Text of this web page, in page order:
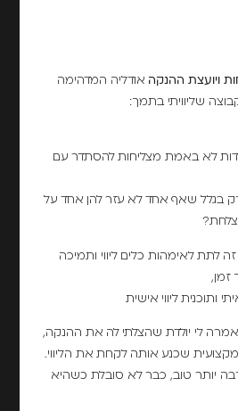
ויועצת ההנקה אודליה המדהימה
שליוויתי בתמך:
לא באמת מצליחות להסתדר עם
בגלל שאף אחד לא עזר להן אחד על
לתת לאימהות כלים ליווי ותמיכה
זמן,
ותוכנית ליווי אישית
לי יולדת שהצלתי לה את ההנקה,
שכנע אותה לקחת את הליווי.
יותר טוב, כבר לא סובלת כשהיא